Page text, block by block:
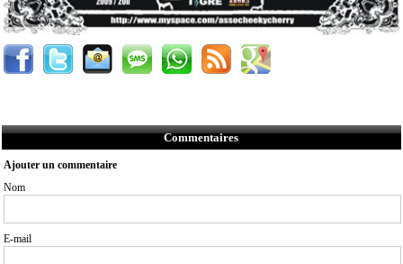
Commentaires
Ajouter un commentaire
Nom
E-mail